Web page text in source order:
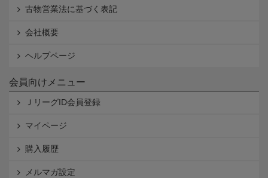
古物営業法に基づく表記
会社概要
ヘルプページ
会員向けメニュー
ＪリーグID会員登録
マイページ
購入履歴
メルマガ設定